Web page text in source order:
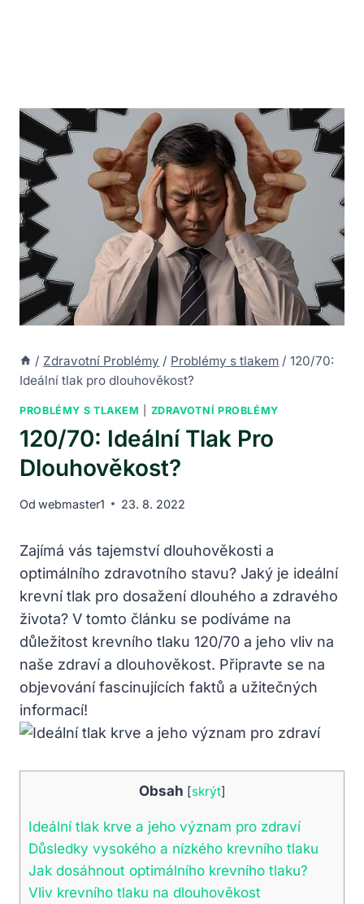
/ Zdravotní Problémy / Problémy s tlakem / 120/70:
Ideální tlak pro dlouhověkost?
PROBLÉMY S TLAKEM ZDRAVOTNÍ PROBLÉMY
120/70: Ideální Tlak Pro
Dlouhověkost?
Od webmaster1 23. 8. 2022
Zajímá vás tajemství dlouhověkosti a
optimálního⁣ zdravotního stavu? Jaký je ideální
krevní tlak pro dosažení‍ dlouhého ⁢a zdravého‌
života? V tomto článku se ⁤podíváme na
důležitost krevního tlaku‍ 120/70 a jeho vliv na​
naše zdraví a dlouhověkost. Připravte se‌ na
objevování fascinujících faktů ⁢a užitečných
informací!
Obsah [skrýt]
Ideální tlak krve⁤ a jeho význam‍ pro zdraví
Důsledky vysokého a nízkého krevního ⁢tlaku
Jak dosáhnout optimálního krevního tlaku?
Vliv krevního tlaku na dlouhověkost